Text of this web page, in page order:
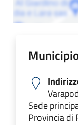
Sede
Provincia di